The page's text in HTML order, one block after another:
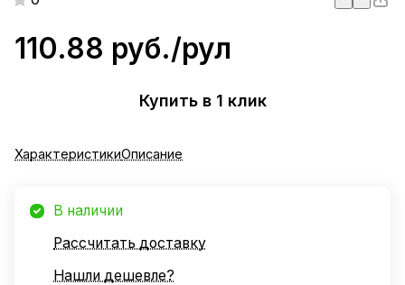
110.88 руб./рул
Купить в 1 клик
ХарактеристикиОписание
В наличии
Рассчитать доставку
Нашли дешевле?